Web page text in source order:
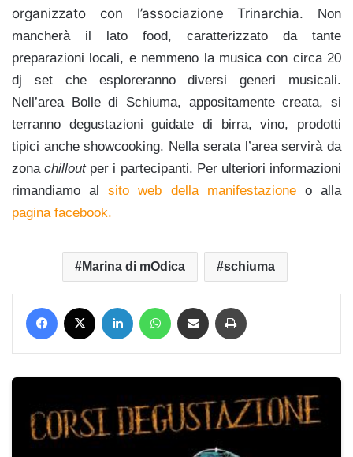
organizzato con l’associazione Trinarchia.
Non
mancherà il lato food, caratterizzato da tante
preparazioni locali, e nemmeno la musica con circa 20
dj set che esploreranno diversi generi musicali.
Nell’area Bolle di Schiuma, appositamente creata, si
terranno degustazioni guidate di birra, vino, prodotti
tipici anche showcooking. Nella serata l’area servirà da
zonachilloutper i partecipanti. Per ulteriori informazioni
rimandiamo alsito web della manifestazioneo alla
pagina facebook.
Marina di mOdica schiuma
Facebook LinkedIn WhatsApp Condividi via mail